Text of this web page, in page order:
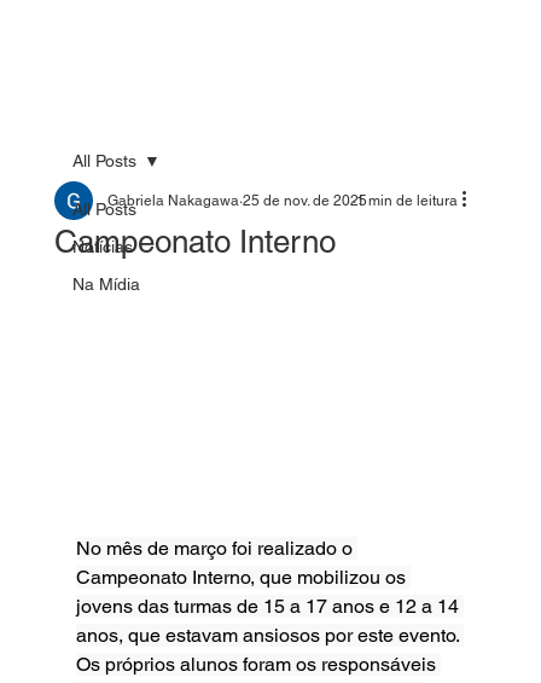
All Posts
Notícias
Na Mídia
All Posts
Campeonato Interno
Gabriela Nakagawa 25 de nov. de 20251 min de leitura
No mês de março foi realizado o
Campeonato Interno, que mobilizou os
jovens das turmas de 15 a 17 anos e 12 a 14
anos, que estavam ansiosos por este evento.
Os próprios alunos foram os responsáveis